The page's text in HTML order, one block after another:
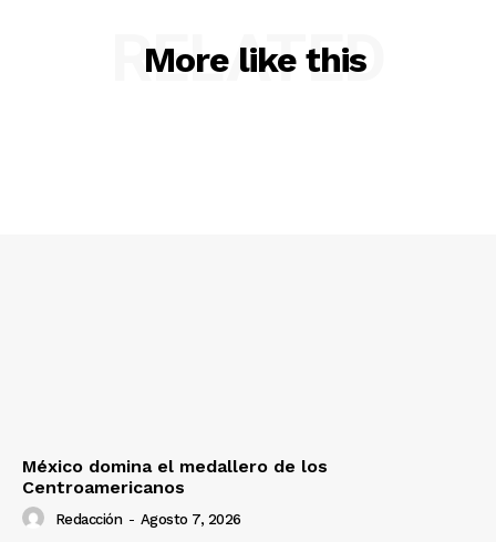
More like this
RELATED
México domina el medallero de los
Centroamericanos
Redacción - Agosto 7, 2026